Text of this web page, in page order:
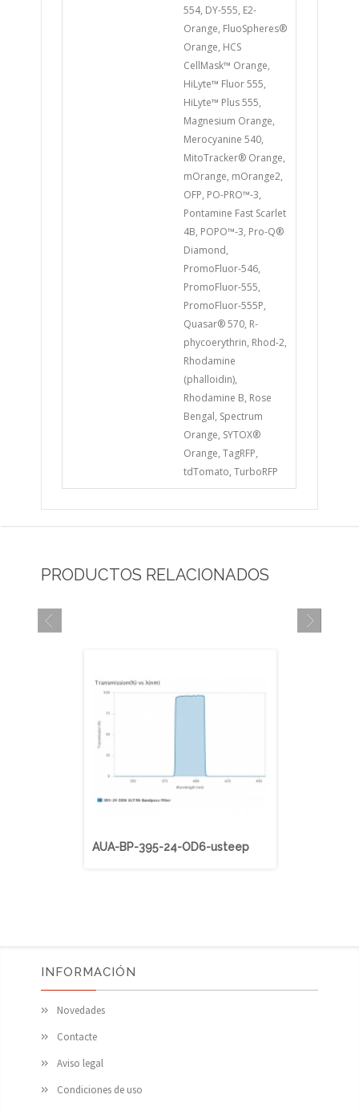
554, DY-555, E2-
Orange, FluoSpheres®
Orange, HCS
CellMask™ Orange,
HiLyte™ Fluor 555,
HiLyte™ Plus 555,
Magnesium Orange,
Merocyanine 540,
MitoTracker® Orange,
mOrange, mOrange2,
OFP, PO-PRO™-3,
Pontamine Fast Scarlet
4B, POPO™-3, Pro-Q®
Diamond,
PromoFluor-546,
PromoFluor-555,
PromoFluor-555P,
Quasar® 570, R-
phycoerythrin, Rhod-2,
Rhodamine
(phalloidin),
Rhodamine B, Rose
Bengal, Spectrum
Orange, SYTOX®
Orange, TagRFP,
tdTomato, TurboRFP
PRODUCTOS RELACIONADOS
AUA-BP-395-24-OD6-usteep
INFORMACIÓN
Novedades
Contacte
Aviso legal
Condiciones de uso